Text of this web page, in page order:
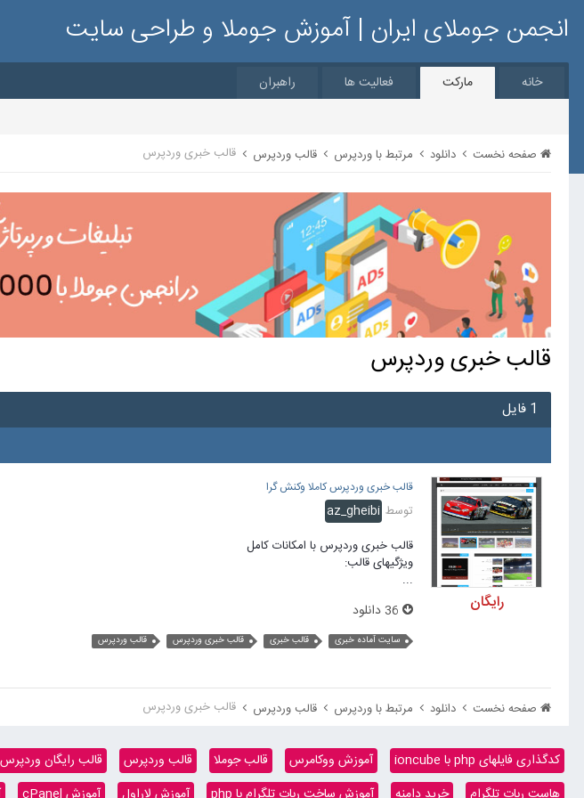
انجمن جوملای ایران | آموزش جوملا و طراحی سایت
خانه مارکت فعالیت ها راهبران
صفحه نخست دانلود مرتبط با وردپرس قالب وردپرس قالب خبری وردپرس
قالب خبری وردپرس
1 فایل
رایگان
قالب خبری وردپرس کاملا وکنش گرا
توسط az_gheibi
قالب خبری وردپرس با امکانات کامل
ویژگیهای قالب:
...
سایت آماده خبری قالب خبری قالب خبری وردپرس قالب وردپرس
صفحه نخست دانلود مرتبط با وردپرس قالب وردپرس قالب خبری وردپرس
کدگذاری فایلهای php با ioncube آموزش ووکامرس قالب جوملا قالب وردپرس قالب رایگان وردپرس